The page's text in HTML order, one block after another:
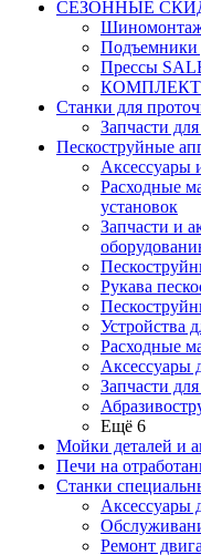
СЕЗОННЫЕ
Подъемники
Прессы
Станки для
Запчасти
Пескоструйные
Аксессуары
Расходные
установок
Запчасти и
Рукава
Устройства
Расходные
Аксессуары
Запчасти
Ещё 6
Мойки деталей и
Печи на
Станки
Аксессуары
Ремонт